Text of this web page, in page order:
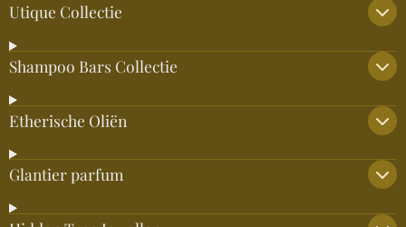
Utique Collectie
Shampoo Bars Collectie
Etherische Oliën
Glantier parfum